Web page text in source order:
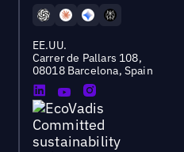
EE.UU.
Carrer de Pallars 108,
08018 Barcelona, Spain